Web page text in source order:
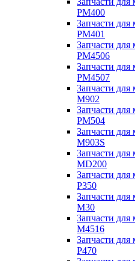
PM400
Запчасти для
PM401
Запчасти для
PM4506
Запчасти для
PM4507
Запчасти для
M902
Запчасти для
PM504
Запчасти для
M903S
Запчасти для
MD200
Запчасти для
P350
Запчасти для
M30
Запчасти для
M4516
Запчасти для
P470